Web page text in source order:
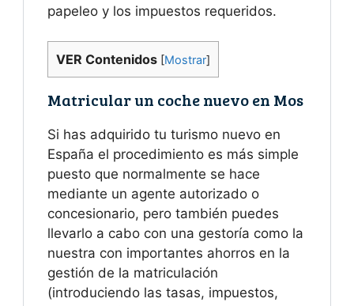
papeleo y los impuestos requeridos.
VER Contenidos [Mostrar]
Matricular un coche nuevo en Mos
Si has adquirido tu turismo nuevo en
España el procedimiento es más simple
puesto que normalmente se hace
mediante un agente autorizado o
concesionario, pero también puedes
llevarlo a cabo con una gestoría como la
nuestra con importantes ahorros en la
gestión de la matriculación
(introduciendo las tasas, impuestos,